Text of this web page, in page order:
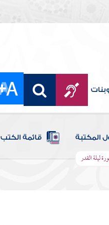
المكتبة قائمة الكتب
ليلة القدر